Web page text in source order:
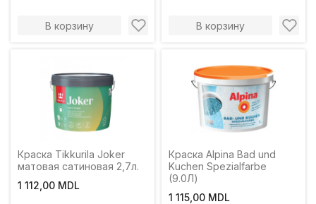
В корзину В корзину
Краска Tikkurila Joker
матовая сатиновая 2,7л.
1 112,00 MDL
Краска Alpina Bad und
Kuchen Spezialfarbe
(9.0Л)
1 115,00 MDL